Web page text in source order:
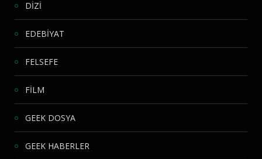
DİZİ
EDEBİYAT
FELSEFE
FİLM
GEEK DOSYA
GEEK HABERLER